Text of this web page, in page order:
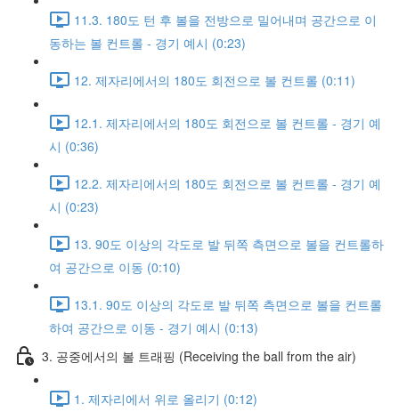
11.3. 180도 턴 후 볼을 전방으로 밀어내며 공간으로 이
동하는 볼 컨트롤 - 경기 예시 (0:23)
12. 제자리에서의 180도 회전으로 볼 컨트롤 (0:11)
12.1. 제자리에서의 180도 회전으로 볼 컨트롤 - 경기 예
시 (0:36)
12.2. 제자리에서의 180도 회전으로 볼 컨트롤 - 경기 예
시 (0:23)
13. 90도 이상의 각도로 발 뒤쪽 측면으로 볼을 컨트롤하
여 공간으로 이동 (0:10)
13.1. 90도 이상의 각도로 발 뒤쪽 측면으로 볼을 컨트롤
하여 공간으로 이동 - 경기 예시 (0:13)
3. 공중에서의 볼 트래핑 (Receiving the ball from the air)
1. 제자리에서 위로 올리기 (0:12)